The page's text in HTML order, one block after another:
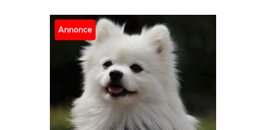
Annonce